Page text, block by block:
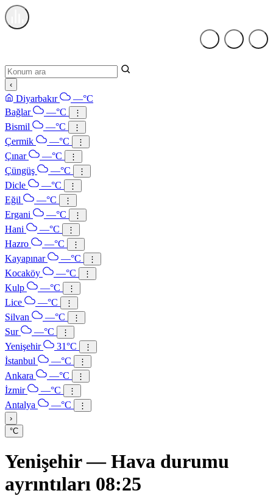
Konum
ara
‹
Diyarbakır
—°C
Bağlar
—°C ⋮
Bismil —°C ⋮
Çermik —°C ⋮
Çınar —°C ⋮
Çüngüş —°C ⋮
Dicle —°C ⋮
Eğil —°C ⋮
Ergani —°C ⋮
Hani —°C ⋮
Hazro —°C ⋮
Kayapınar —°C ⋮
Kocaköy —°C ⋮
Kulp —°C ⋮
Lice —°C ⋮
Silvan —°C ⋮
Sur —°C ⋮
Yenişehir 31°C ⋮
İstanbul —°C ⋮
Ankara —°C ⋮
İzmir —°C ⋮
Antalya —°C
⋮
›
°C
Yenişehir — Hava durumu
ayrıntıları 08:25